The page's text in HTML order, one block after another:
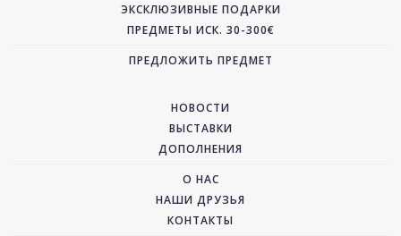
ЭКСКЛЮЗИВНЫЕ ПОДАРКИ
ПРЕДМЕТЫ ИСК. 30-300€
ПРЕДЛОЖИТЬ ПРЕДМЕТ
НОВОСТИ
ВЫСТАВКИ
ДОПОЛНЕНИЯ
О НАС
НАШИ ДРУЗЬЯ
КОНТАКТЫ